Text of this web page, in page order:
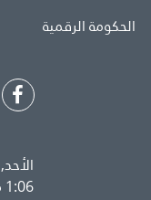
الحكومة الرقمية
الأحد, 9 أغسطس 2026
1:06 م (GMT +4)